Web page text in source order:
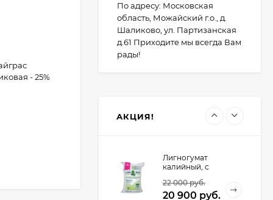
- 25%
По адресу: Московская
область, Можайский г.о., д.
Шаликово, ул. Партизанская
д.61 Приходите мы всегда Вам
рады!
АКЦИЯ!
светодиодный с
подставкой Uniel
Минисад (Серый)
2 029 руб.
1 700руб.
Лигногумат
калийный, с
Марка АМ, 20 кг.
22 000руб.
20 900 руб.